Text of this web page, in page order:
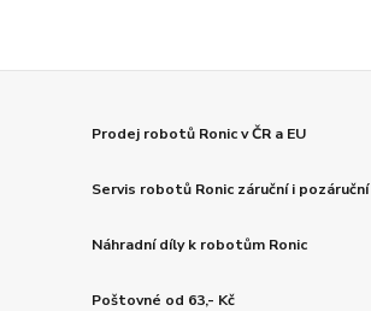
Prodej robotů Ronic v ČR a EU
Servis robotů Ronic záruční i pozáruční
Náhradní díly k robotům Ronic
Poštovné od 63,- Kč